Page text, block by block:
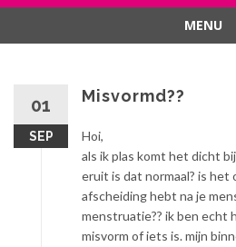
MENU
01
SEP
Misvormd??
Hoi,
als ik plas komt het dicht
eruit is dat normaal? is het
afscheiding hebt na je
menstruatie?? ik ben echt
misvorm of iets is. mijn